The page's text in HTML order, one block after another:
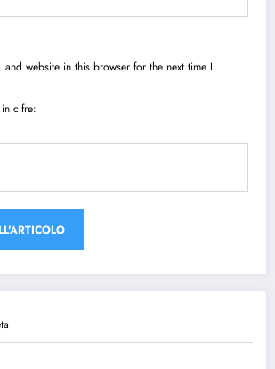
and website in this browser for the next time I
cifre: